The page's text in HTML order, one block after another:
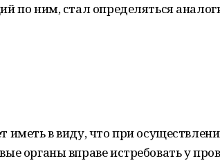
по ним, стал определяться
иметь в виду, что при
органы вправе истребовать у